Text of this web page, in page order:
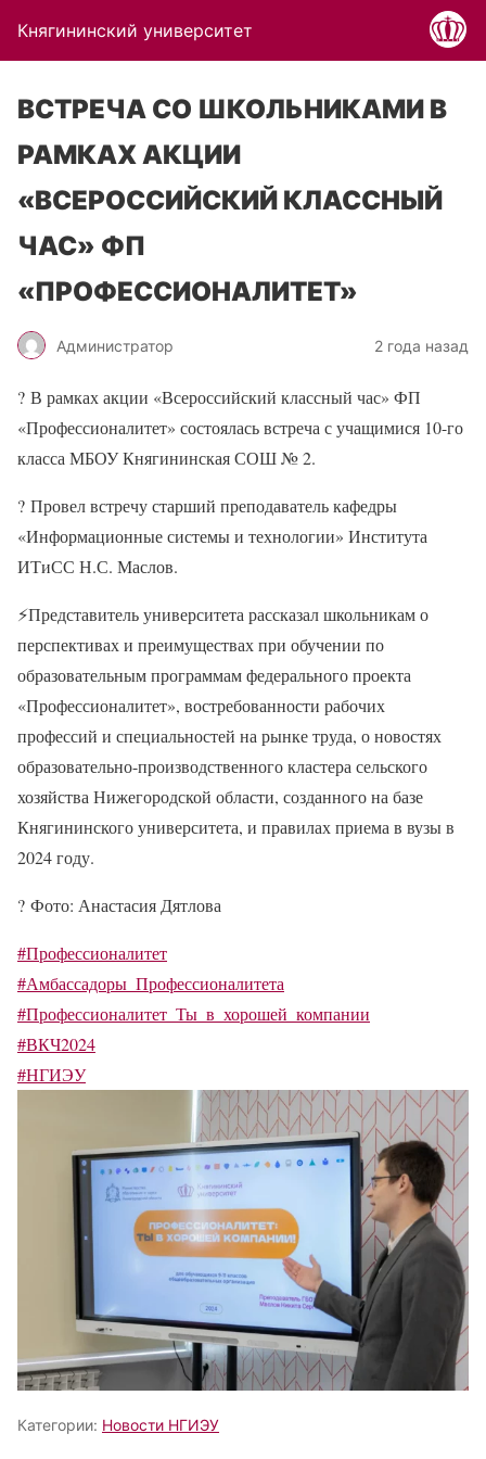
Княгининский университет
ВСТРЕЧА СО ШКОЛЬНИКАМИ В
РАМКАХ АКЦИИ
«ВСЕРОССИЙСКИЙ КЛАССНЫЙ
ЧАС» ФП
«ПРОФЕССИОНАЛИТЕТ»
Администратор 2 года назад
? В рамках акции «Всероссийский классный час» ФП
«Профессионалитет» состоялась встреча с учащимися 10-го
класса МБОУ Княгининская СОШ № 2.
? Провел встречу старший преподаватель кафедры
«Информационные системы и технологии» Института
ИТиСС Н.С. Маслов.
⚡Представитель университета рассказал школьникам о
перспективах и преимуществах при обучении по
образовательным программам федерального проекта
«Профессионалитет», востребованности рабочих
профессий и специальностей на рынке труда, о новостях
образовательно-производственного кластера сельского
хозяйства Нижегородской области, созданного на базе
Княгининского университета, и правилах приема в вузы в
2024 году.
? Фото: Анастасия Дятлова
#Профессионалитет
#Амбассадоры_Профессионалитета
#Профессионалитет_Ты_в_хорошей_компании
#ВКЧ2024
#НГИЭУ
Категории: Новости НГИЭУ